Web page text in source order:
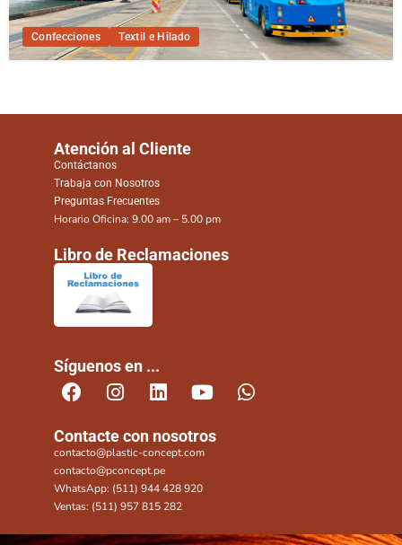
Confecciones Textil e Hilado
Atención al Cliente
Contáctanos
Trabaja con Nosotros
Preguntas Frecuentes
Horario Oficina: 9.00 am – 5.00 pm
Libro de Reclamaciones
Síguenos en ...
Contacte con nosotros
contacto@plastic-concept.com
contacto@pconcept.pe
WhatsApp: (511) 944 428 920
Ventas: (511) 957 815 282